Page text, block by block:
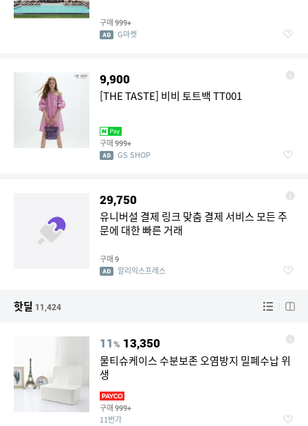
구매 999+
G마켓
9,900
[THE TASTE] 비비 토트백 TT001
구매 999+
GS SHOP
29,750
유니버설 결제 링크 맞춤 결제 서비스 모든 주
문에 대한 빠른 거래
구매 9
알리익스프레스
핫딜 11,424
11% 13,350
물티슈케이스 수분보존 오염방지 밀폐수납 위
생
구매 999+
11번가